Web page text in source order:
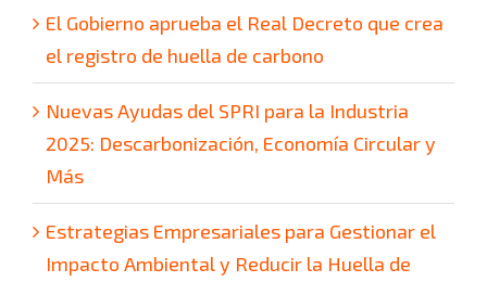
El Gobierno aprueba el Real Decreto que crea
el registro de huella de carbono
Nuevas Ayudas del SPRI para la Industria
2025: Descarbonización, Economía Circular y
Más
Estrategias Empresariales para Gestionar el
Impacto Ambiental y Reducir la Huella de